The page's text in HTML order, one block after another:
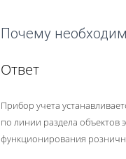
Почему
Ответ
Прибор учета
по линии раздела объектов
функционирования